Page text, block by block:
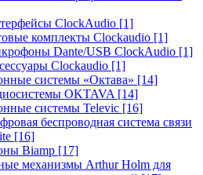
ClockAudio [1]
комплекты Clockaudio [1]
Dante/USB ClockAudio [1]
Clockaudio [1]
системы «Октава» [14]
OKTAVA [14]
системы Televic [16]
беспроводная система связи
[16]
Biamp [17]
механизмы Arthur Holm для